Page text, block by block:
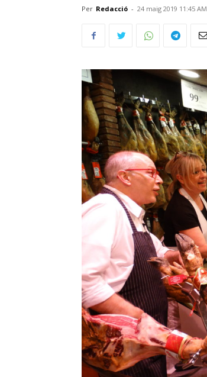
Per Redacció - 24 maig 2019 11:45 AM